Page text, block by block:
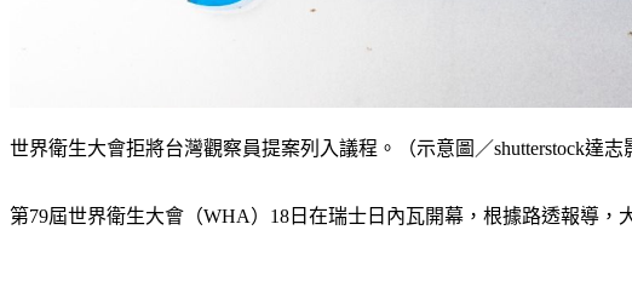
世界衛生大會拒將台灣觀察員提案列入議程。（示意圖／shutterstock達志
第79屆世界衛生大會（WHA）18日在瑞士日內瓦開幕，根據路透報導